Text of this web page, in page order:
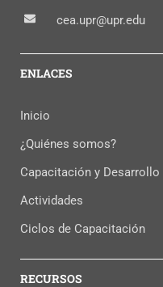
cea.upr@upr.edu
ENLACES
Inicio
¿Quiénes somos?
Capacitación y Desarrollo
Actividades
Ciclos de Capacitación
RECURSOS